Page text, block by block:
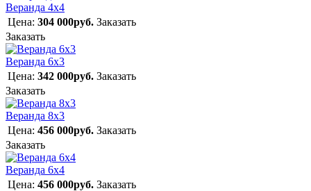
Веранда 4х4
Цена: 304 000руб. Заказать
Заказать
Веранда 6х3
Цена: 342 000руб. Заказать
Заказать
Веранда 8х3
Цена: 456 000руб. Заказать
Заказать
Веранда 6х4
Цена: 456 000руб. Заказать